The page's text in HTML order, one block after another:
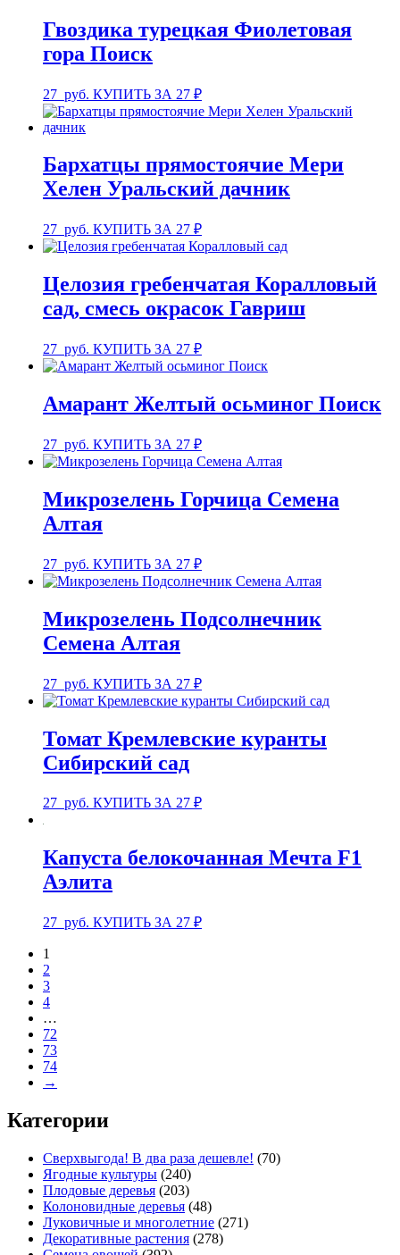
Гвоздика турецкая Фиолетовая
гора Поиск
27 руб. КУПИТЬ ЗА 27 ₽
Бархатцы прямостоячие Мери
Хелен Уральский дачник
27 руб. КУПИТЬ ЗА 27 ₽
Целозия гребенчатая Коралловый
сад, смесь окрасок Гавриш
27 руб. КУПИТЬ ЗА 27 ₽
Амарант Желтый осьминог Поиск
27 руб. КУПИТЬ ЗА 27 ₽
Микрозелень Горчица Семена
Алтая
27 руб. КУПИТЬ ЗА 27 ₽
Микрозелень Подсолнечник
Семена Алтая
27 руб. КУПИТЬ ЗА 27 ₽
Томат Кремлевские куранты
Сибирский сад
27 руб. КУПИТЬ ЗА 27 ₽
Капуста белокочанная Мечта F1
Аэлита
27 руб. КУПИТЬ ЗА 27 ₽
1
2
3
4
…
72
73
74
→
Категории
Сверхвыгода! В два раза дешевле! (70)
Ягодные культуры (240)
Плодовые деревья (203)
Колоновидные деревья (48)
Луковичные и многолетние (271)
Декоративные растения (278)